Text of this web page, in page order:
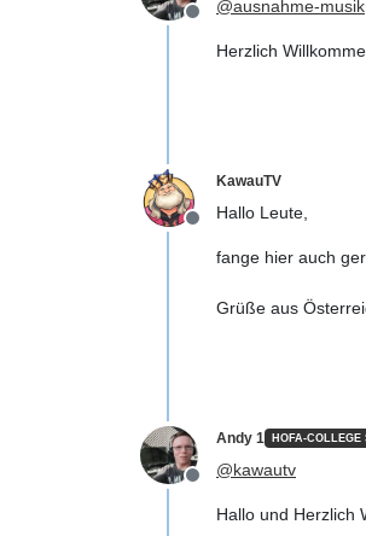
Offline
@ausnahme-musik
Herzlich
Offline
KawauTV
Hallo Leute,
fange hier auch
Grüße aus
Offline
Andy 1 HOFA-COLLEGE
@kawautv
Hallo und Herzlich